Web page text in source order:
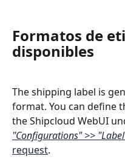
Formatos de
disponibles
The shipping label is
format. You can define
the Shipcloud WebUI
"Configurations" >>
request.